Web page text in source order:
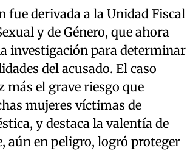
fue derivada a la Unidad Fiscal
y de Género, que ahora
investigación para determinar
del acusado. El caso
más el grave riesgo que
mujeres víctimas de
y destaca la valentía de
aún en peligro, logró proteger